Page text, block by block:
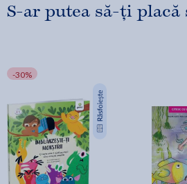
S-ar putea să-ți placă
-30%